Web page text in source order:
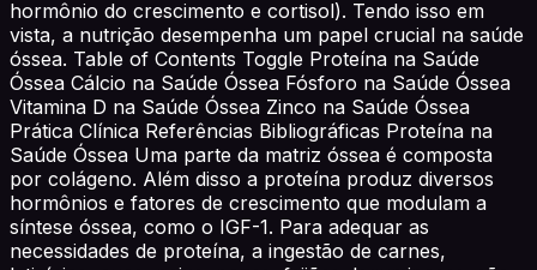
hormônio do crescimento e cortisol). Tendo isso em
vista, a nutrição desempenha um papel crucial na saúde
óssea. Table of Contents Toggle Proteína na Saúde
Óssea Cálcio na Saúde Óssea Fósforo na Saúde Óssea
Vitamina D na Saúde Óssea Zinco na Saúde Óssea
Prática Clínica Referências Bibliográficas Proteína na
Saúde Óssea Uma parte da matriz óssea é composta
por colágeno. Além disso a proteína produz diversos
hormônios e fatores de crescimento que modulam a
síntese óssea, como o IGF-1. Para adequar as
necessidades de proteína, a ingestão de carnes,